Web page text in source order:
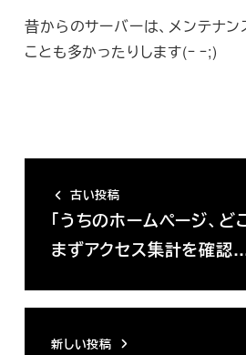
昔からのサーバーは、メンテナ
ことも多かったりします(ｰ ｰ;)
古い投稿
「うちのホームページ、ど
まずアクセス集計を確認
新しい投稿